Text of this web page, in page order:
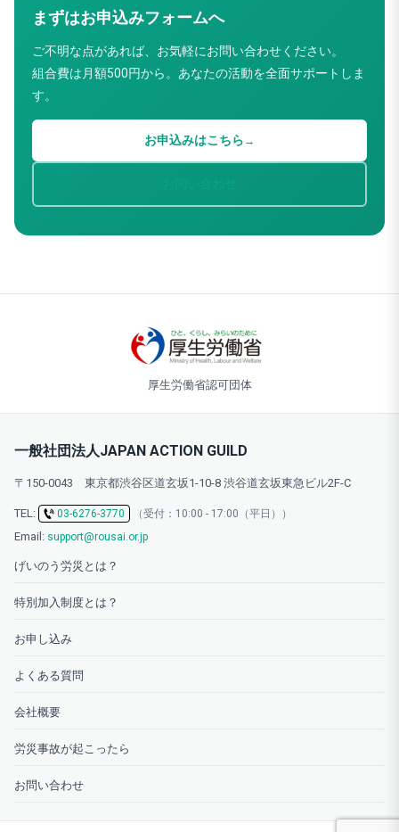
まずはお申込みフォームへ
ご不明な点があれば、お気軽にお問い合わせください。
組合費は月額500円から。あなたの活動を全面サポートしま
す。
お申込みはこちら →
厚生労働省認可団体
一般社団法人JAPAN ACTION GUILD
〒150-0043 東京都渋谷区道玄坂1-10-8 渋谷道玄坂東急ビル2F-C
TEL: 03-6276-3770 （受付：10:00 - 17:00（平日））
Email: support@rousai.or.jp
げいのう労災とは？
特別加入制度とは？
お申し込み
よくある質問
会社概要
労災事故が起こったら
お問い合わせ